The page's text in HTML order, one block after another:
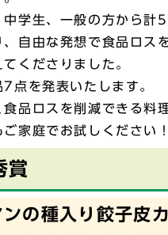
中学生、一般の方から計
、自由な発想で食品ロス
てくださりました。
7点を発表いたします。
食品ロスを削減できる料
ご家庭でお試しください！
賞
ンの種入り餃子皮